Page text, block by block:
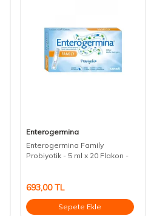
Enterogermina
Enterogermina Family
Probiyotik - 5 ml x 20 Flakon -
693,00TL
Sepete Ekle